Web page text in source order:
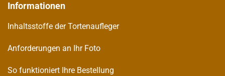
Informationen
Inhaltsstoffe der Tortenaufleger
Anforderungen an Ihr Foto
So funktioniert Ihre Bestellung